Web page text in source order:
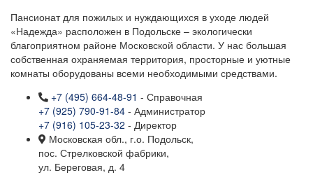
Пансионат для пожилых и нуждающихся в уходе людей
«Надежда» расположен в Подольске – экологически
благоприятном районе Московской области. У нас большая
собственная охраняемая территория, просторные и уютные
комнаты оборудованы всеми необходимыми средствами.
+7 (495) 664-48-91 - Справочная
+7 (925) 790-91-84 - Администратор
+7 (916) 105-23-32 - Директор
Московская обл., г.о. Подольск,
пос. Стрелковской фабрики,
ул. Береговая, д. 4